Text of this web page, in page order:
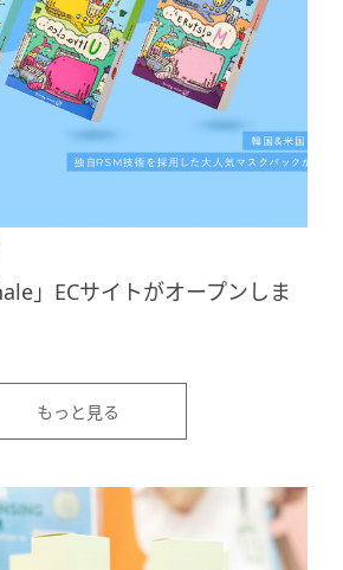
」ECサイトがオープンしま
もっと見る